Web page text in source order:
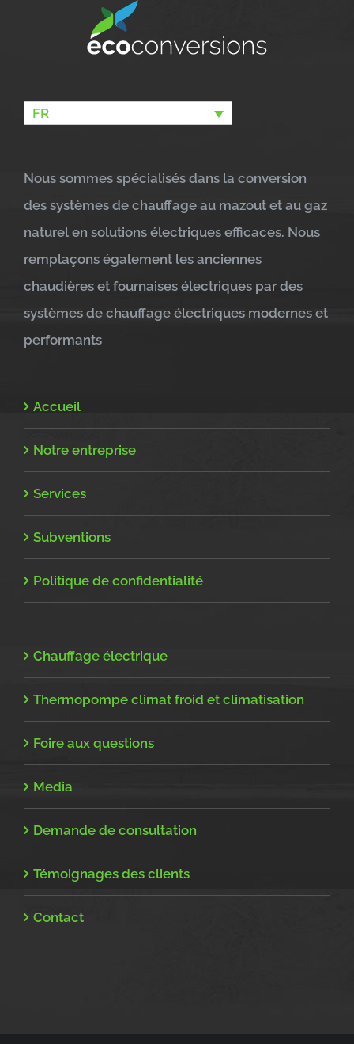
FR
Nous sommes spécialisés dans la conversion
des systèmes de chauffage au mazout et au gaz
naturel en solutions électriques efficaces. Nous
remplaçons également les anciennes
chaudières et fournaises électriques par des
systèmes de chauffage électriques modernes et
performants
Accueil
Notre entreprise
Services
Subventions
Politique de confidentialité
Chauffage électrique
Thermopompe climat froid et climatisation
Foire aux questions
Media
Demande de consultation
Témoignages des clients
Contact